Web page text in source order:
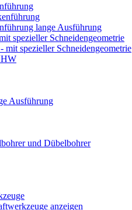
lange Ausführung
spezieller Schneidengeometrie
spezieller Schneidengeometrie
Ausführung
und Dübelbohrer
anzeigen